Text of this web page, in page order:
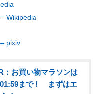
Wikipedia
pixiv
：お買い物マラソンは
まで！ まずはエ